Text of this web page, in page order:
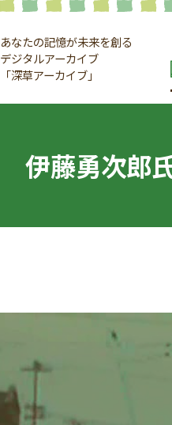
あなたの記憶が未来を創る
デジタルアーカイブ
「深草アーカイブ」
伊藤勇次郎